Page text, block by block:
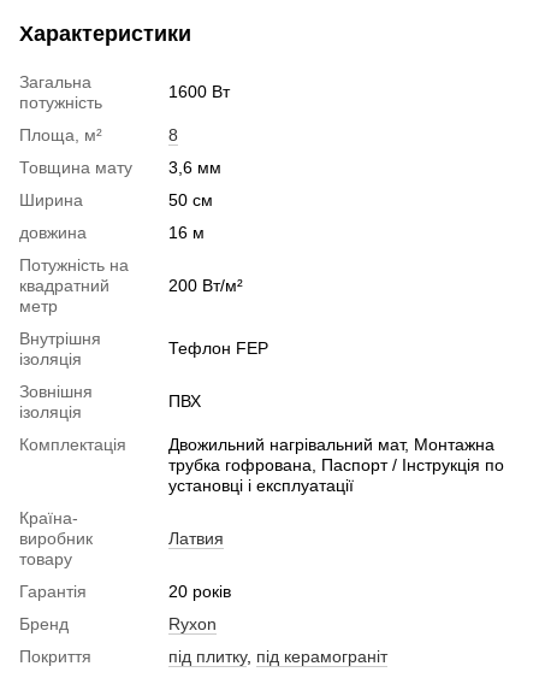
Характеристики
Загальна
потужність
1600 Вт
Площа, м²
8
Товщина мату
3,6 мм
Ширина
50 см
довжина
16 м
Потужність на
квадратний
метр
200 Вт/м²
Внутрішня
ізоляція
Тефлон FEP
Зовнішня
ізоляція
ПВХ
Комплектація
Двожильний нагрівальний мат, Монтажна
трубка гофрована, Паспорт / Інструкція по
установці і експлуатації
Країна-
виробник
товару
Латвия
Гарантія
20 років
Бренд
Ryxon
Покриття
під плитку, під керамограніт